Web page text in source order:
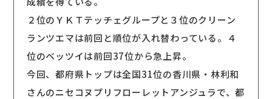
２位のＹＫＴテッチェグループと３位のクリーン
ランツエマは前回と順位が入れ替わっている。４
位のベッツイは前回37位から急上昇。
今回、都府県トップは全国31位の香川県・林利和
さんのニセコヌプリフローレットアンジュラで、都